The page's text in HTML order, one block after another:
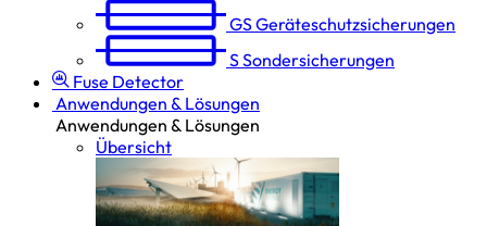
GSGeräteschutz­sicherungen
SSondersicherungen
Fuse Detector
Anwendungen & Lösungen
Anwendungen & Lösungen
Übersicht